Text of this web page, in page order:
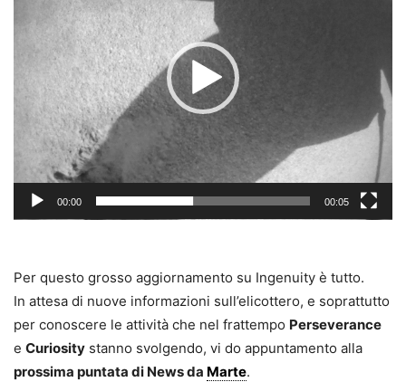
00:00 00:05
Per questo grosso aggiornamento su Ingenuity è tutto.
In attesa di nuove informazioni sull’elicottero, e soprattutto
per conoscere le attività che nel frattempo Perseverance
e Curiosity stanno svolgendo, vi do appuntamento alla
prossima puntata di News da Marte.